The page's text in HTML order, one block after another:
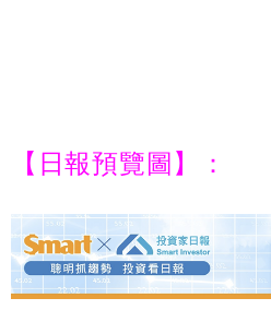
【日報預覽圖】：